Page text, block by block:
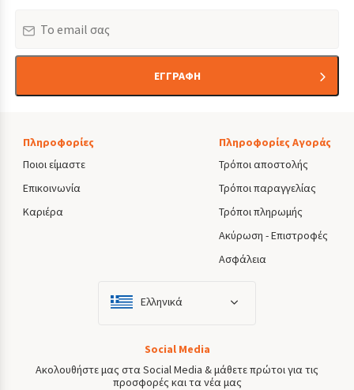
ΕΓΓΡΑΦΗ
Πληροφορίες
Ποιοι είμαστε
Επικοινωνία
Καριέρα
Πληροφορίες Αγοράς
Τρόποι αποστολής
Τρόποι παραγγελίας
Τρόποι πληρωμής
Ακύρωση - Επιστροφές
Ασφάλεια
Ελληνικά
Social Media
Ακολουθήστε μας στα Social Media & μάθετε πρώτοι για τις
προσφορές και τα νέα μας